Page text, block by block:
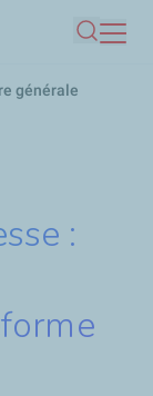
générale
: